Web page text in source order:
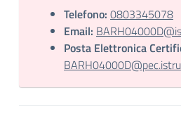
Telefono: 0803345078
Email:
Posta Elettronica